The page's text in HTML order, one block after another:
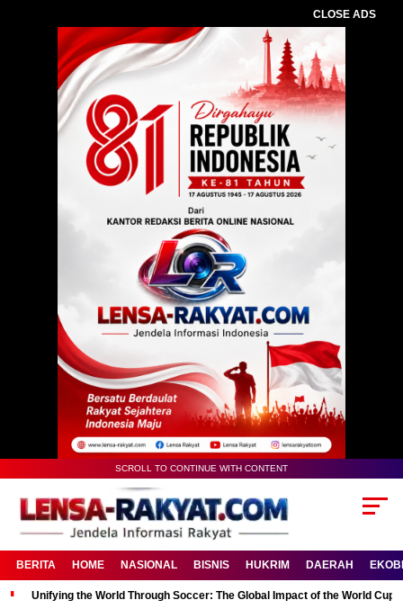
CLOSE ADS
SCROLL TO CONTINUE WITH CONTENT
BERITA HOME NASIONAL BISNIS HUKRIM DAERAH
Unifying the World Through Soccer: The Global Impact of the World Cup